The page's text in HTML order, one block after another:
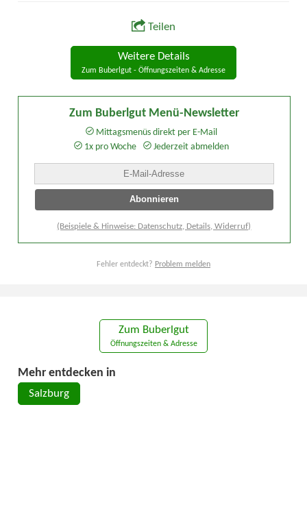
Teilen
Weitere Details
Zum Buberlgut - Öffnungszeiten & Adresse
Zum Buberlgut Menü-Newsletter
Mittagsmenüs direkt per E-Mail
1x pro Woche
Jederzeit abmelden
(Beispiele & Hinweise: Datenschutz, Details, Widerruf)
Fehler entdeckt? Problem melden
Zum Buberlgut
Öffnungszeiten & Adresse
Mehr entdecken in
Salzburg